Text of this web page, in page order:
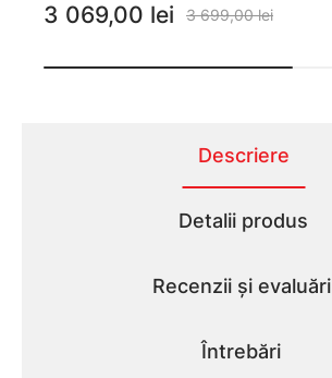
3 069,00 lei 3 699,00 lei
Descriere
Detalii produs
Recenzii și evaluări
Întrebări